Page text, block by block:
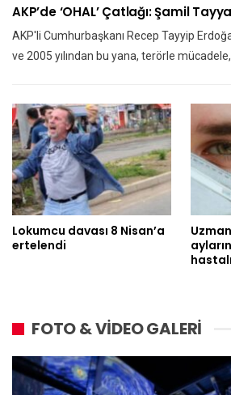
AKP’de ‘OHAL’ Çatlağı: Şamil
AKP'li Cumhurbaşkanı Recep Tayyip
ve 2005 yılından bu yana, terörle
Lokumcu davası 8 Nisan’a
ertelendi
FOTO & VİDEO GALERİ